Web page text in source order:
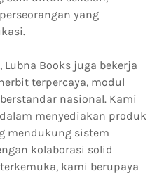
yang
Books juga bekerja
terpercaya, modul
nasional. Kami
menyediakan produk
mendukung sistem
kolaborasi solid
kami berupaya